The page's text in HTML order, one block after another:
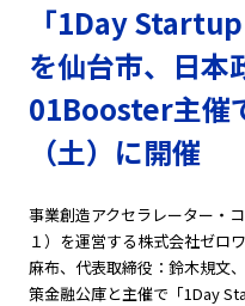
「1Day
を仙台市、日本
01Booster主催
（土）に開催
事業創造アクセラレーター・
１）を運営する株式会社ゼロ
麻布、代表取締役：鈴木規文
策金融公庫と主催で「1Day